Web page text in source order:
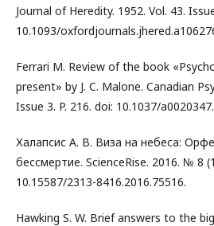
Journal of Heredity. 1952. Vol. 43.
10.1093/
Ferrari M. Review of the book
present» by J. C. Malone. Canadian
Issue 3. P. 216. doi: 10.1037/a0020347.
Халапсис А. В. Виза на небеса:
бессмертие. ScienceRise. 2016. № 8
10.15587/2313-8416.2016.75516.
Hawking S. W. Brief answers to the